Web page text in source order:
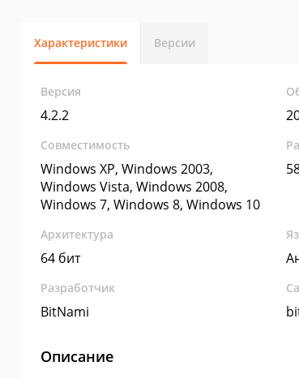
Характеристики Версии
Версия
4.2.2
Совместимость
Windows XP, Windows 2003,
Windows Vista, Windows 2008,
Windows 7, Windows 8, Windows 10
Архитектура
64 бит
Разработчик
BitNami
Описание